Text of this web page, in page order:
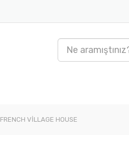
FRENCH VİLLAGE HOUSE